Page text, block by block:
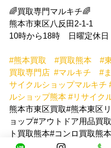
🌈買取専門マルキチ🌈
熊本市東区八反田2-1-1
10時から18時　日曜定休日
#熊本買取 #買取熊本 #
買取専門店 #マルキチ #
サイクルショップマルキチ
ルショップ熊本 #リサイク
熊本市東区買取#熊本東区
ョップ#アウトドア用品買
ト買取熊本#コンロ買取熊本